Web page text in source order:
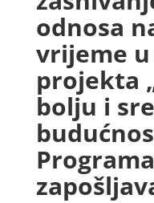
odnosa
vrijeme
projekta
bolju i
Programa